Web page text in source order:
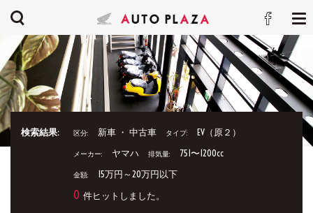
検索結果: 区分: 新車 ・ 中古車 タイプ: EV（原２）
メーカー: ヤマハ 排気量: 751〜1200cc
金額: 15万円～20万円以下
0 件ヒットしました。